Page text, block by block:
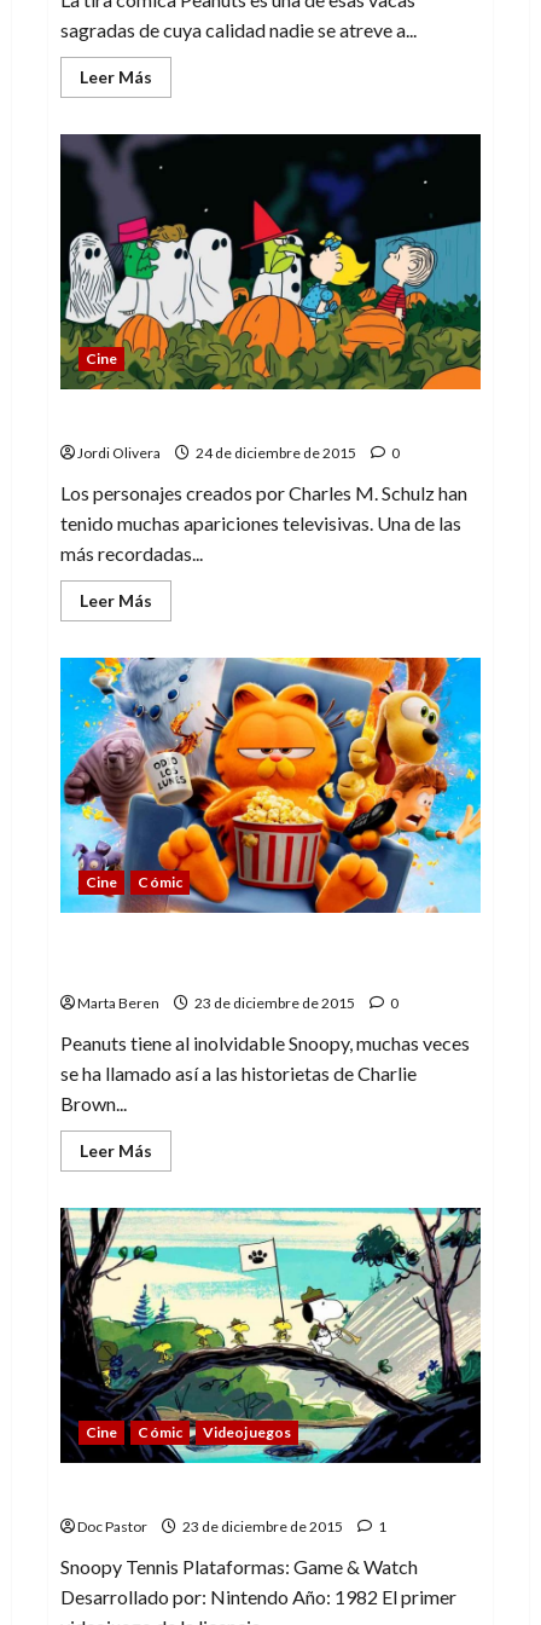
sagradas de cuya calidad nadie se atreve a...
Leer Más
más
Por
gusta
«Peanuts»
Cine
Jordi Olivera 24 de diciembre de 2015 0
Los personajes creados por Charles M. Schulz han
tenido muchas apariciones televisivas. Una de las
más recordadas...
Leer Más
más
La
llegada
de
la
Gran
Calabaza
Cine Cómic
Marta Beren 23 de diciembre de 2015 0
Peanuts tiene al inolvidable Snoopy, muchas veces
se ha llamado así a las historietas de Charlie
Brown...
Leer Más
más
Otros
perros
(o
no)
de
viñeta
más
allá
de
Snoopy
Cine Cómic Videojuegos
Doc Pastor 23 de diciembre de 2015 1
Snoopy Tennis Plataformas: Game & Watch
Desarrollado por: Nintendo Año: 1982 El primer